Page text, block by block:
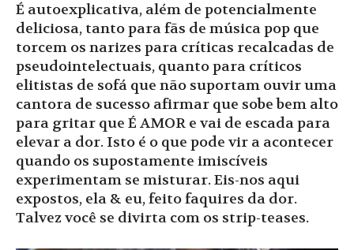
É autoexplicativa, além de potencialmente
deliciosa, tanto para fãs de música pop que
torcem os narizes para críticas recalcadas de
pseudointelectuais, quanto para críticos
elitistas de sofá que não suportam ouvir uma
cantora de sucesso afirmar que sobe bem alto
para gritar que É AMOR e vai de escada para
elevar a dor. Isto é o que pode vir a acontecer
quando os supostamente imiscíveis
experimentam se misturar. Eis-nos aqui
expostos, ela & eu, feito faquires da dor.
Talvez você se divirta com os strip-teases.